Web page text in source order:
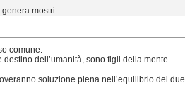
mostri.
comune.
dell’umanità, sono figli della mente
soluzione piena nell’equilibrio dei due